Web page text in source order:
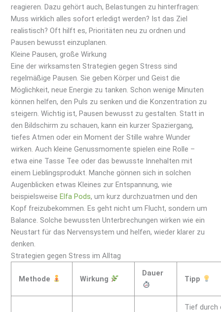
reagieren. Dazu gehört auch, Belastungen zu hinterfragen:
Muss wirklich alles sofort erledigt werden? Ist das Ziel
realistisch? Oft hilft es, Prioritäten neu zu ordnen und
Pausen bewusst einzuplanen.
Kleine Pausen, große Wirkung
Eine der wirksamsten Strategien gegen Stress sind
regelmäßige Pausen. Sie geben Körper und Geist die
Möglichkeit, neue Energie zu tanken. Schon wenige Minuten
können helfen, den Puls zu senken und die Konzentration zu
steigern. Wichtig ist, Pausen bewusst zu gestalten. Statt in
den Bildschirm zu schauen, kann ein kurzer Spaziergang,
tiefes Atmen oder ein Moment der Stille wahre Wunder
wirken. Auch kleine Genussmomente spielen eine Rolle –
etwa eine Tasse Tee oder das bewusste Innehalten mit
einem Lieblingsprodukt. Manche gönnen sich in solchen
Augenblicken etwas Kleines zur Entspannung, wie
beispielsweiseElfa Pods, um kurz durchzuatmen und den
Kopf freizubekommen. Es geht nicht um Flucht, sondern um
Balance. Solche bewussten Unterbrechungen wirken wie ein
Neustart für das Nervensystem und helfen, wieder klarer zu
denken.
Strategien gegen Stress im Alltag
Methode Wirkung
Dauer
Tipp
Tief durch